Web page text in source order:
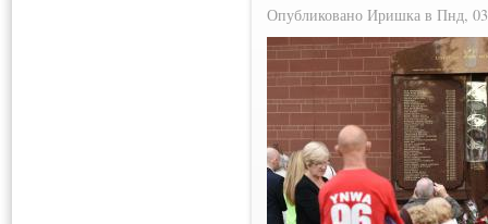
Опубликовано Иришка в Пнд,